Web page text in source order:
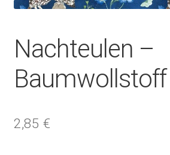
Nachteulen –
Baumwollstoff
2,85 €